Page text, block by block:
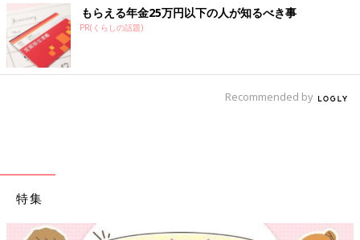
もらえる年金25万円以下の人が知るべき事
PR(くらしの話題)
Recommended by
特集